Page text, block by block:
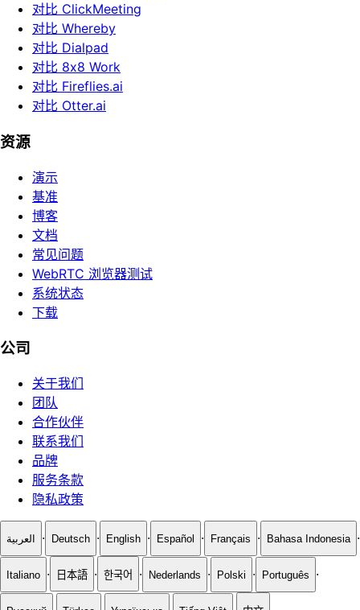
对比 ClickMeeting
对比 Whereby
对比 Dialpad
对比 8x8 Work
对比 Fireflies.ai
对比 Otter.ai
资源
演示
基准
博客
文档
常见问题
WebRTC 浏览器测试
系统状态
下载
公司
关于我们
团队
合作伙伴
联系我们
品牌
服务条款
隐私政策
العربية · Deutsch · English · Español · Français · Bahasa Indonesia ·
Italiano · 日本語 · 한국어 · Nederlands · Polski · Português ·